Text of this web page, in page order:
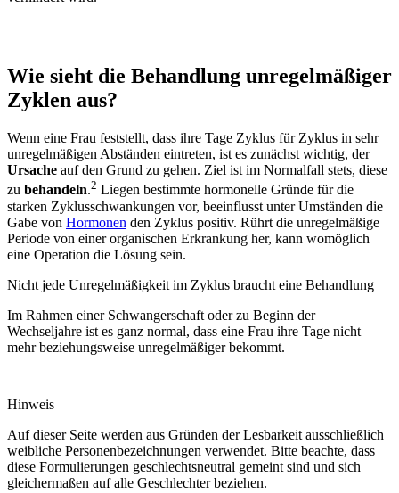
Wie sieht die Behandlung unregelmäßiger
Zyklen aus?
Wenn eine Frau feststellt, dass ihre Tage Zyklus für Zyklus in sehr
unregelmäßigen Abständen eintreten, ist es zunächst wichtig, der
Ursache auf den Grund zu gehen. Ziel ist im Normalfall stets, diese
zu behandeln.2 Liegen bestimmte hormonelle Gründe für die
starken Zyklusschwankungen vor, beeinflusst unter Umständen die
Gabe von Hormonen den Zyklus positiv. Rührt die unregelmäßige
Periode von einer organischen Erkrankung her, kann womöglich
eine Operation die Lösung sein.
Nicht jede Unregelmäßigkeit im Zyklus braucht eine Behandlung
Im Rahmen einer Schwangerschaft oder zu Beginn der
Wechseljahre ist es ganz normal, dass eine Frau ihre Tage nicht
mehr beziehungsweise unregelmäßiger bekommt.
Hinweis
Auf dieser Seite werden aus Gründen der Lesbarkeit ausschließlich
weibliche Personenbezeichnungen verwendet. Bitte beachte, dass
diese Formulierungen geschlechtsneutral gemeint sind und sich
gleichermaßen auf alle Geschlechter beziehen.